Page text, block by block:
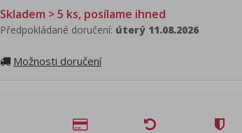
Skladem > 5 ks, posílame ihned
Předpokládané doručení: úterý 11.08.2026
Možnosti doručení